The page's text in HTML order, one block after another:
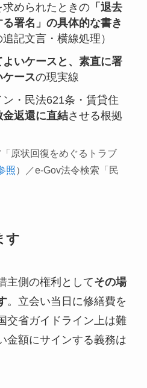
められたときの「退去
署名」の具体的な書き
記文言・横線処理）
よいケースと、素直に署
ースの現実線
・民法621条・賃貸住
金返還に直結させる根拠
原状回復をめぐるトラブ
照）／e-Gov法令検索「民
す
主側の権利としてその場
。立会い当日に修繕費を
交省ガイドライン上は難
金額にサインする義務は